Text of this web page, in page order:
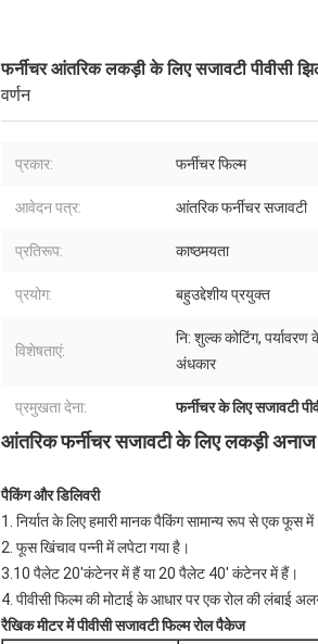
फर्नीचर आंतरिक लकड़ी के लिए सजावटी पीवीसी
वर्णन
प्रकार: फर्नीचर फिल्म
आवेदन पत्र: आंतरिक फर्नीचर सजावटी
प्रतिरूप: काष्ठमयता
प्रयोग: बहुउद्देशीय प्रयुक्त
विशेषताएं:
नि: शुल्क कोटिंग,
अंधकार
प्रमुखता देना: फर्नीचर के लिए सजावटी
आंतरिक फर्नीचर सजावटी के लिए लकड़ी अनाज
पैकिंग और डिलिवरी
1. निर्यात के लिए हमारी मानक पैकिंग सामान्य रूप से एक फूस
2. फूस खिंचाव पन्नी में लपेटा गया है।
3.10 पैलेट 20'कंटेनर में हैं या 20 पैलेट 40' कंटेनर में हैं।
4. पीवीसी फिल्म की मोटाई के आधार पर एक रोल की लंबाई
रैखिक मीटर में पीवीसी सजावटी फिल्म रोल पैकेज